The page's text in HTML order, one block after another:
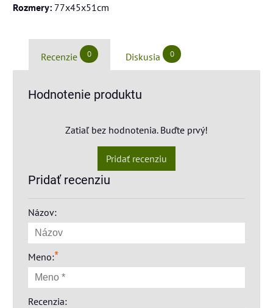
Rozmery: 77x45x51cm
Recenzie 0 Diskusia 0
Hodnotenie produktu
Zatiaľ bez hodnotenia. Buďte prvý!
Pridať recenziu
Pridať recenziu
Názov:
Meno:*
Recenzia: